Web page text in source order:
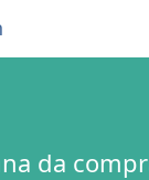
da